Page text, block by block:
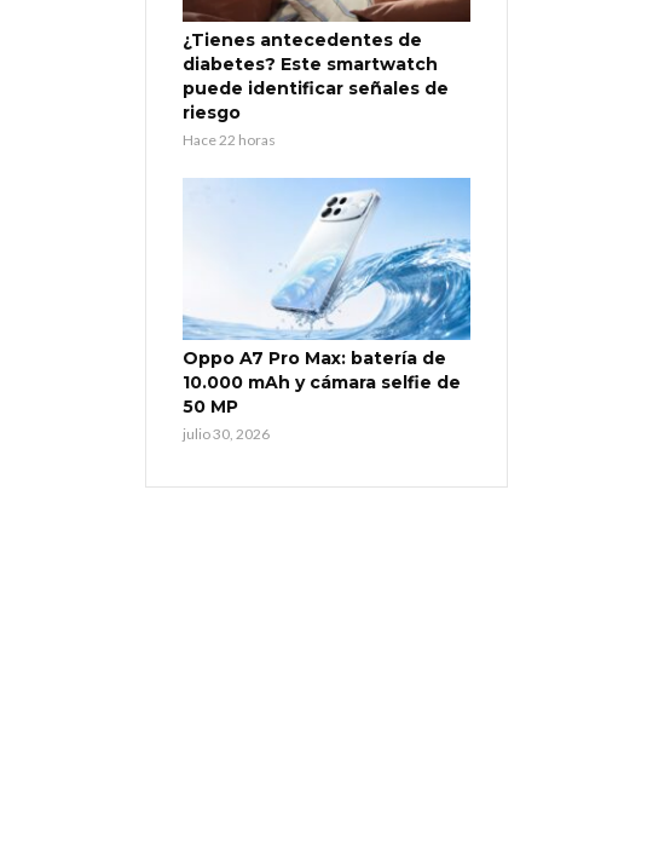
¿Tienes antecedentes de
diabetes? Este smartwatch
puede identificar señales de
riesgo
Hace 22 horas
Oppo A7 Pro Max: batería de
10.000 mAh y cámara selfie de
50 MP
julio 30, 2026